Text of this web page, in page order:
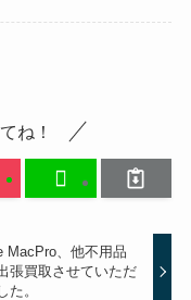
ね！
MacPro、他不用品
張買取させていただ
た。